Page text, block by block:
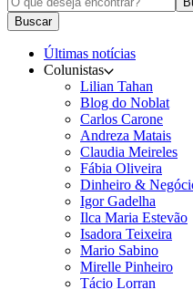
Buscar
Últimas notícias
Colunistas
Lilian Tahan
Blog do Noblat
Carlos Carone
Andreza Matais
Claudia Meireles
Fábia Oliveira
Dinheiro &
Igor Gadelha
Ilca Maria Estevão
Isadora Teixeira
Mario Sabino
Mirelle Pinheiro
Tácio Lorran